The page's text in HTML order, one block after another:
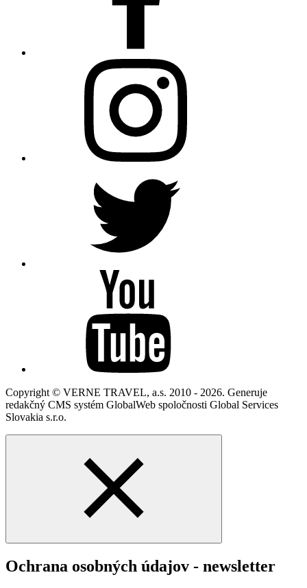
Copyright © VERNE TRAVEL, a.s. 2010 - 2026. Generuje
redakčný CMS systém GlobalWeb spoločnosti Global Services
Slovakia s.r.o.
Ochrana osobných údajov - newsletter